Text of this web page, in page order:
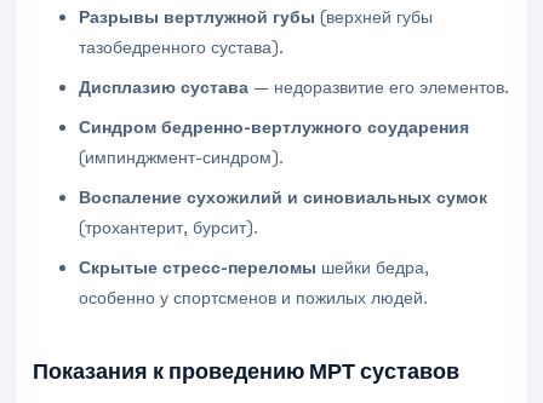
Разрывы вертлужной губы (верхней губы
тазобедренного сустава).
Дисплазию сустава — недоразвитие его элементов.
Синдром бедренно-вертлужного соударения
(импинджмент-синдром).
Воспаление сухожилий и синовиальных сумок
(трохантерит, бурсит).
Скрытые стресс-переломы шейки бедра,
особенно у спортсменов и пожилых людей.
Показания к проведению МРТ суставов